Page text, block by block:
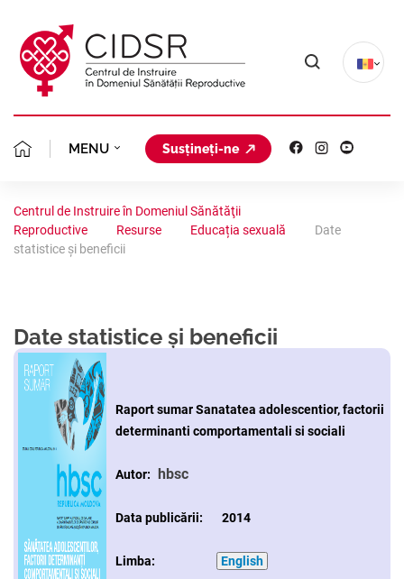
MENU
ECHIPA CIDSR
STATUTUL
PARTENERII
RAPORT ANUAL
CLINICA GINECOLOGICĂ
CONSILIERE
STUDII CLINICE
COALIȚIA REGIONALĂ AVORTUL ȘI
RESURSE
AVORTUL
DREPTURI SEXUALE
NOUTĂȚI
CONTACTE
Susțineți-ne
Centrul de Instruire în Domeniul Sănătăţii
Reproductive
Resurse Educația sexuală
Date
statistice și beneficii
Date statistice și beneficii
Raport sumar Sanatatea adolescentior, factorii
determinanti comportamentali si sociali
Autor: hbsc
Data publicării: 2014
Limba: English